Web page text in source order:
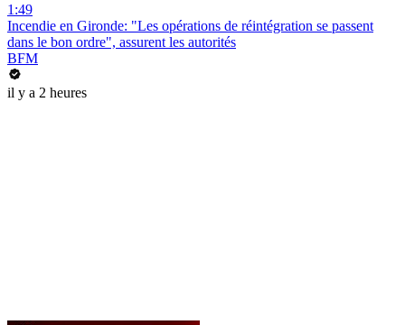
1:49
Incendie en Gironde: "Les opérations de réintégration se passent
dans le bon ordre", assurent les autorités
BFM
il y a 2 heures